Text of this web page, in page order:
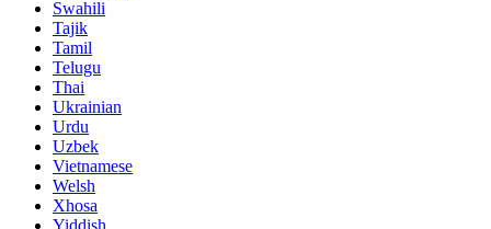
Swahili
Tajik
Tamil
Telugu
Thai
Ukrainian
Urdu
Uzbek
Vietnamese
Welsh
Xhosa
Yiddish